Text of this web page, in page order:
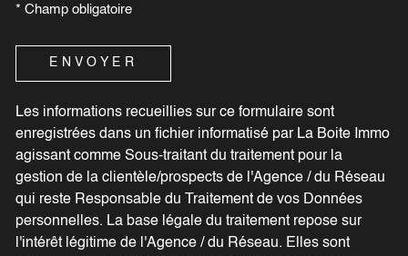
* Champ obligatoire
ENVOYER
Les informations recueillies sur ce formulaire sont
enregistrées dans un fichier informatisé par La Boite Immo
agissant comme Sous-traitant du traitement pour la
gestion de la clientèle/prospects de l'Agence / du Réseau
qui reste Responsable du Traitement de vos Données
personnelles. La base légale du traitement repose sur
l'intérêt légitime de l'Agence / du Réseau. Elles sont